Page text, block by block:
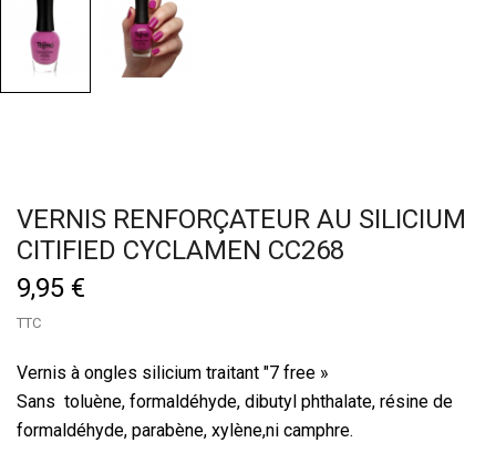
VERNIS RENFORÇATEUR AU SILICIUM
CITIFIED CYCLAMEN CC268
9,95 €
TTC
Vernis à ongles silicium traitant "7 free »
Sans toluène, formaldéhyde, dibutyl phthalate, résine de
formaldéhyde, parabène, xylène,ni camphre.